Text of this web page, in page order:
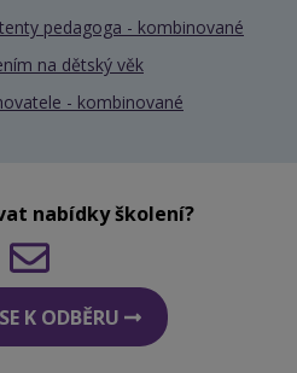
pedagoga - kombinované
na dětský věk
- kombinované
nabídky školení?
K ODBĚRU